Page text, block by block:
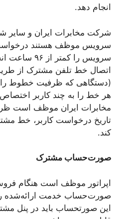
انجام دهد.
شرکت مخابرات ایران و سایر
سرویس موظف هستند
سرویس را
(دستگاهی که ظرفیت خطوط
هر خط را به چند کاربر
مخابرات ایران موظف است
کند.
صورت‌حساب مشترک
اپراتور موظف است هنگام
صورت‌حساب خدمت ارائه‌شده
این صورتحساب باید در پنل